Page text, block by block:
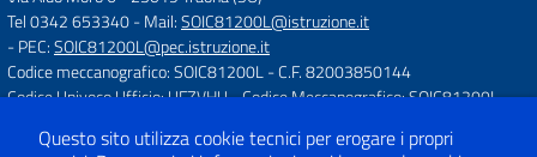
Tel 0342 653340- Mail:SOIC81200L@istruzione.it
- PEC:SOIC81200L@pec.istruzione.it
Codice meccanografico: SOIC81200L- C.F. 82003850144
Codice Univoco Ufficio: UFZVHU- Codice Meccanografico: SOIC81200L
Questo sito utilizza cookie tecnici per erogare i propri